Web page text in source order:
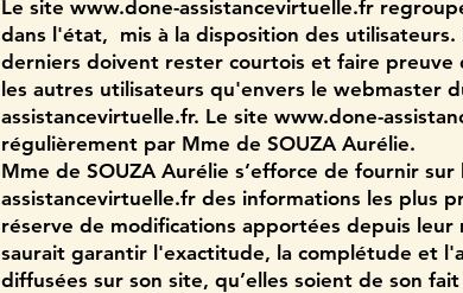
Le site www.done-assistancevirtuelle.fr
dans l'état, mis à la disposition des utilisateurs.
derniers doivent rester courtois et faire preuve
les autres utilisateurs qu'envers le webmaster
assistancevirtuelle.fr. Le site www.done-
régulièrement par Mme de SOUZA Aurélie.
Mme de SOUZA Aurélie s’efforce de fournir sur
assistancevirtuelle.fr des informations les plus
réserve de modifications apportées depuis leur
saurait garantir l'exactitude, la complétude et
diffusées sur son site, qu’elles soient de son